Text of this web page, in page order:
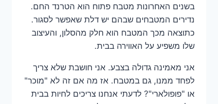
בשנים האחרונות מטבח פתוח הוא הטרנד החם.
נדירים המטבחים שבהם יש דלת שאפשר לסגור.
כתוצאה מכך המטבח הוא חלק מהסלון, והעיצוב
שלו משפיע על האווירה בבית.
אני מאמינה גדולה בצבע. אני חושבת שלא צריך
לפחד ממנו, גם במטבח. אז מה אם זה לא "מוכר"
או "פופולארי"? לדעתי אנחנו צריכים לחיות בבית